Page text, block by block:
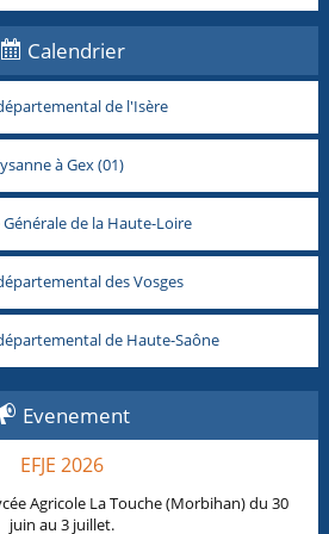
Calendrier
de l'Isère
à Gex (01)
de la Haute-Loire
des Vosges
de Haute-Saône
Evenement
EFJE 2026
Agricole La Touche (Morbihan) du 30
juin au 3 juillet.